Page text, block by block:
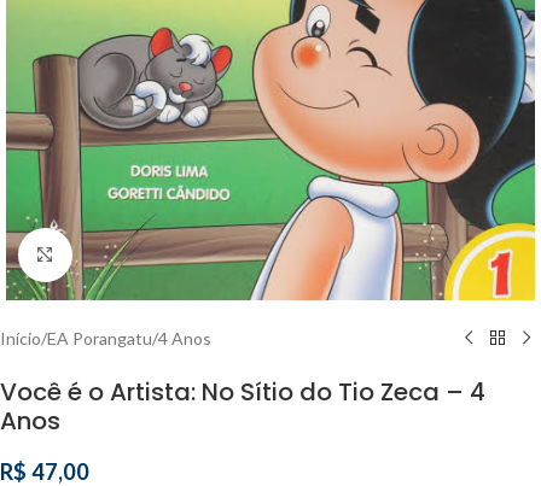
Clique para ampliar
Início/EA Porangatu/4 Anos
Você é o Artista: No Sítio do Tio Zeca – 4
Anos
R$ 47,00